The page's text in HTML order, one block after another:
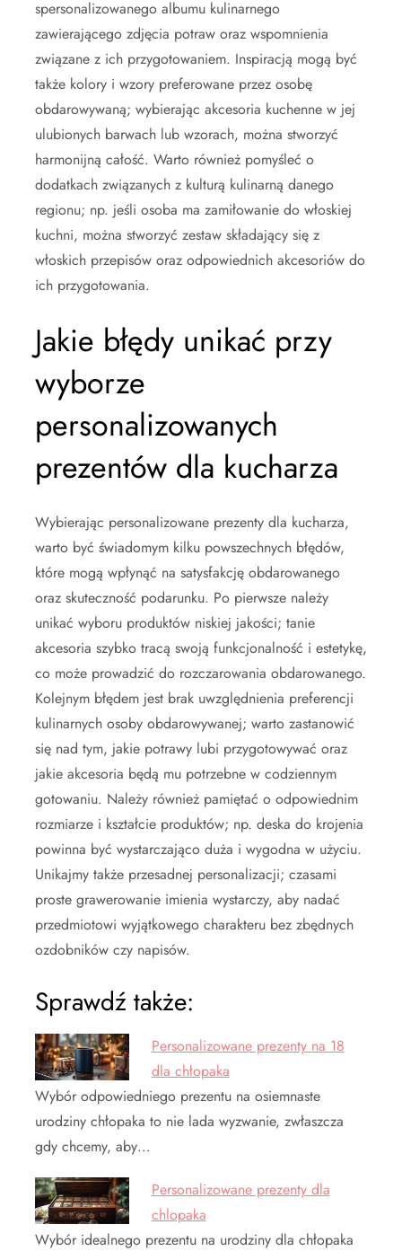
spersonalizowanego albumu kulinarnego
zawierającego zdjęcia potraw oraz wspomnienia
związane z ich przygotowaniem. Inspiracją mogą być
także kolory i wzory preferowane przez osobę
obdarowywaną; wybierając akcesoria kuchenne w jej
ulubionych barwach lub wzorach, można stworzyć
harmonijną całość. Warto również pomyśleć o
dodatkach związanych z kulturą kulinarną danego
regionu; np. jeśli osoba ma zamiłowanie do włoskiej
kuchni, można stworzyć zestaw składający się z
włoskich przepisów oraz odpowiednich akcesoriów do
ich przygotowania.
Jakie błędy unikać przy
wyborze
personalizowanych
prezentów dla kucharza
Wybierając personalizowane prezenty dla kucharza,
warto być świadomym kilku powszechnych błędów,
które mogą wpłynąć na satysfakcję obdarowanego
oraz skuteczność podarunku. Po pierwsze należy
unikać wyboru produktów niskiej jakości; tanie
akcesoria szybko tracą swoją funkcjonalność i estetykę,
co może prowadzić do rozczarowania obdarowanego.
Kolejnym błędem jest brak uwzględnienia preferencji
kulinarnych osoby obdarowywanej; warto zastanowić
się nad tym, jakie potrawy lubi przygotowywać oraz
jakie akcesoria będą mu potrzebne w codziennym
gotowaniu. Należy również pamiętać o odpowiednim
rozmiarze i kształcie produktów; np. deska do krojenia
powinna być wystarczająco duża i wygodna w użyciu.
Unikajmy także przesadnej personalizacji; czasami
proste grawerowanie imienia wystarczy, aby nadać
przedmiotowi wyjątkowego charakteru bez zbędnych
ozdobników czy napisów.
Sprawdź także:
Personalizowane prezenty na 18
dla chłopaka
Wybór odpowiedniego prezentu na osiemnaste
urodziny chłopaka to nie lada wyzwanie, zwłaszcza
gdy chcemy, aby…
Personalizowane prezenty dla
chlopaka
Wybór idealnego prezentu na urodziny dla chłopaka